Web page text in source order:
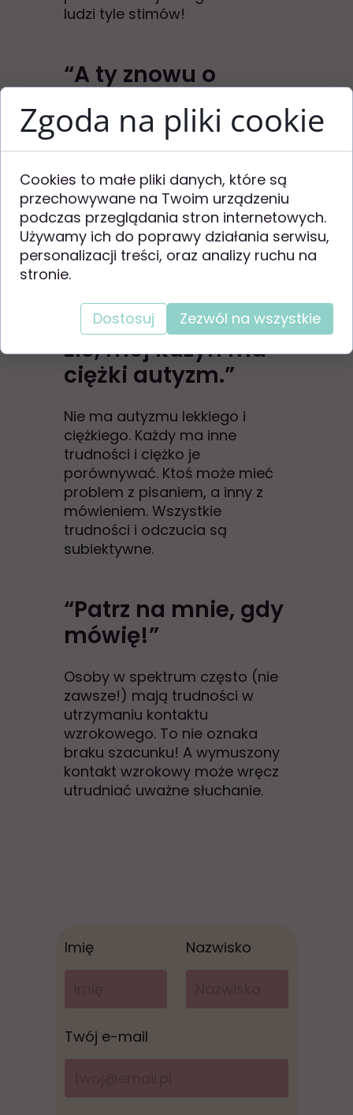
ludzi tyle stimów!
“A ty znowu o
kotach, znalazłabyś
sobie nowe hobby.”
zainteresowania są bardzo
częste u osób autystycznych.
Czasem oddanie się im to też
świetny sposób na regulacje
emocji.
“Ty nie masz tak
źle, mój kuzyn ma
ciężki autyzm.”
Nie ma autyzmu lekkiego i
ciężkiego. Każdy ma inne
trudności i ciężko je
porównywać. Ktoś może mieć
problem z pisaniem, a inny z
mówieniem. Wszystkie
trudności i odczucia są
subiektywne.
“Patrz na mnie, gdy
mówię!”
Osoby w spektrum często (nie
zawsze!) mają trudności w
utrzymaniu kontaktu
wzrokowego. To nie oznaka
braku szacunku! A wymuszony
kontakt wzrokowy może wręcz
utrudniać uważne słuchanie.
Imię Nazwisko
Twój e-mail
Zgoda na pliki cookie
Cookies to małe pliki danych, które są
przechowywane na Twoim urządzeniu
podczas przeglądania stron internetowych.
Używamy ich do poprawy działania serwisu,
personalizacji treści, oraz analizy ruchu na
stronie.
Dostosuj Zezwól na wszystkie